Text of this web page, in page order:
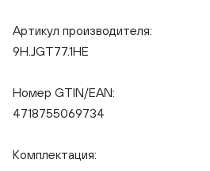
Артикул производителя:
9H.JGT77.1HE
Номер GTIN/EAN:
4718755069734
Комплектация: